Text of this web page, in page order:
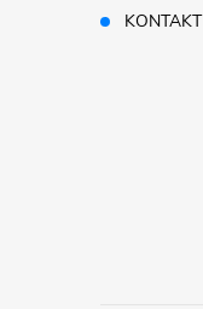
KONTAKT